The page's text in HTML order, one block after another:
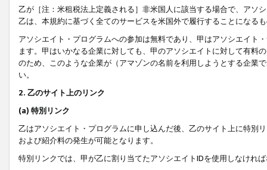
乙が［注：米租税法上定義される］非米国人に該当する場合で、アソ
乙は、本規約に基づく全てのサービスを米国外で履行することになる
アソシエイト・プログラムへの参加は無料であり、甲はアソシエイト
ます。甲はいかなる企業に対しても、甲のアソシエイトに対して有料
のため、このような企業が（アマゾンの名前を利用しようとする企業
い。
2. 乙のサイト上のリンク
(a) 特別リンク
乙はアソシエイト・プログラムに申し込んだ後、乙のサイト上に特別
および紹介料の発生が可能となります。
特別リンクでは、甲が乙に割り当てたアソシエイトIDを使用しなけれ